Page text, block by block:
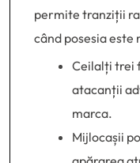
permite tranziții
când posesia este
Ceilalți trei
atacanții
marca.
Mijlocașii